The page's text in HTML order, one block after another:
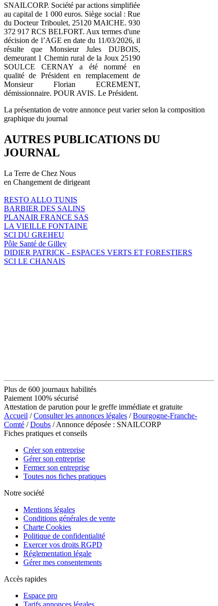
SNAILCORP. Société par actions simplifiée
au capital de 1 000 euros. Siège social : Rue
du Docteur Triboulet, 25120 MAICHE. 930
372 917 RCS BELFORT. Aux termes d'une
décision de l’AGE en date du 11/03/2026, il
résulte que Monsieur Jules DUBOIS,
demeurant 1 Chemin rural de la Joux 25190
SOULCE CERNAY a été nommé en
qualité de Président en remplacement de
Monsieur Florian ECREMENT,
démissionnaire. POUR AVIS. Le Président.
La présentation de votre annonce peut varier selon la composition
graphique du journal
AUTRES PUBLICATIONS DU
JOURNAL
La Terre de Chez Nous
en Changement de dirigeant
RESTO ALLO TUNIS
BARBIER DES SALINS
PLANAIR FRANCE SAS
LA VIEILLE FONTAINE
SCI DU GREHEU
Pôle Santé de Gilley
DIDIER PATRICK - ESPACES VERTS ET FORESTIERS
SCI LE CHANAIS
Plus de 600 journaux habilités
Paiement 100% sécurisé
Attestation de parution pour le greffe immédiate et gratuite
Accueil /Consulter les annonces légales /Bourgogne-Franche-
Comté /Doubs / Annonce déposée : SNAILCORP
Fiches pratiques et conseils
Créer son entreprise
Gérer son entreprise
Fermer son entreprise
Toutes nos fiches pratiques
Notre société
Mentions légales
Conditions générales de vente
Charte Cookies
Politique de confidentialité
Exercer vos droits RGPD
Réglementation légale
Gérer mes consentements
Accès rapides
Espace pro
Tarifs annonces légales